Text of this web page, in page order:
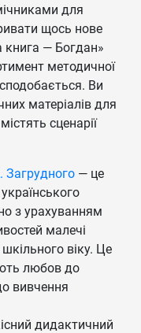
для
щось нове
— Богдан»
методичної
Ви
матеріалів для
сценарії
Загрудного — це
з урахуванням
малечі
віку. Це
любов до
вивчення
дидактичний